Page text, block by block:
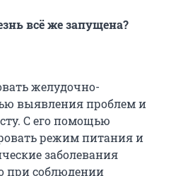
всё же запущена?
желудочно-
выявления проблем и
С его помощью
режим питания и
заболевания
при соблюдении